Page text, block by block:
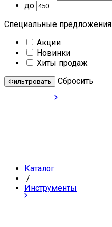
до
Специальные предложения
Акции
Новинки
Хиты продаж
Cбросить
Каталог
/
Инструменты